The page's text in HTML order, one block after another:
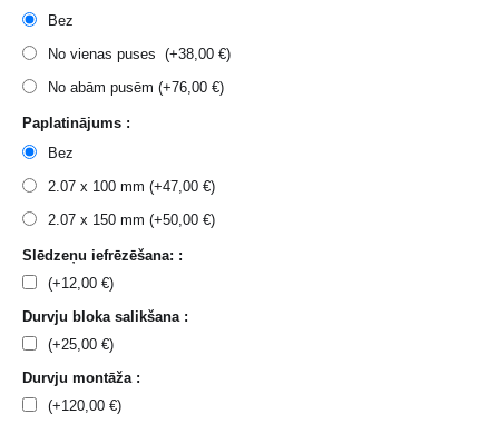
Bez
No vienas puses (+38,00 €)
No abām pusēm (+76,00 €)
Paplatinājums :
Bez
2.07 x 100 mm (+47,00 €)
2.07 x 150 mm (+50,00 €)
Slēdzeņu iefrēzēšana: :
(+12,00 €)
Durvju bloka salikšana :
(+25,00 €)
Durvju montāža :
(+120,00 €)